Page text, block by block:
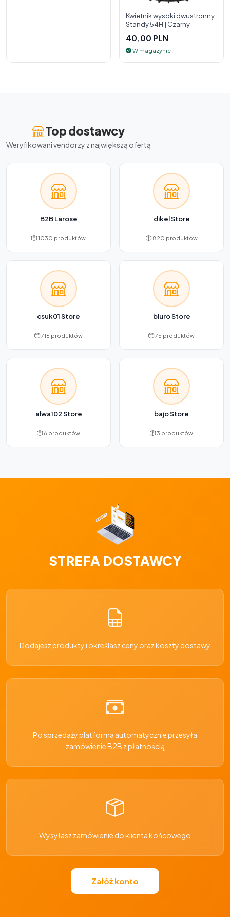
Kwietnik wysoki dwustronny
Standy 54H | Czarny
40,00 PLN
W magazynie
Top dostawcy
Weryfikowani vendorzy z największą ofertą
B2B Larose
1030 produktów
dikel Store
820 produktów
csuk01 Store
716 produktów
biuro Store
75 produktów
alwa102 Store
6 produktów
bajo Store
3 produktów
STREFA DOSTAWCY
Dodajesz produkty i określasz ceny oraz koszty dostawy
Po sprzedaży platforma automatycznie przesyła
zamówienie B2B z płatnością
Wysyłasz zamówienie do klienta końcowego
Załóż konto